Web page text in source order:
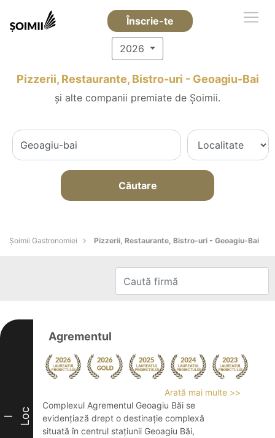
Înscrie-te
2026
Pizzerii, Restaurante, Bistro-uri - Geoagiu-Bai
și alte companii premiate de Șoimii.
Căutare
Șoimii Gastronomiei Pizzerii, Restaurante, Bistro-uri - Geoagiu-Bai
I Loc
Agrementul
Arată mai multe >>
Complexul Agrementul Geoagiu Băi se
evidențiază drept o destinație complexă
situată în centrul stațiunii Geoagiu Băi,